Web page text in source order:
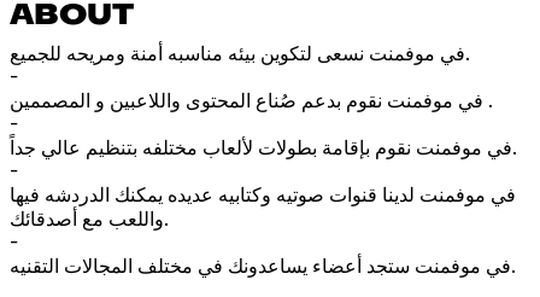
ABOUT
في موفمنت نسعى لتكوين بيئه مناسبه أمنة ومريحه للجميع.
-
في موفمنت نقوم بدعم صُناع المحتوى واللاعبين و المصممين .
-
في موفمنت نقوم بإقامة بطولات لألعاب مختلفه بتنظيم عالي جداً.
-
في موفمنت لدينا قنوات صوتيه وكتابيه عديده يمكنك الدردشه فيها
واللعب مع أصدقائك.
-
في موفمنت ستجد أعضاء يساعدونك في مختلف المجالات التقنيه.